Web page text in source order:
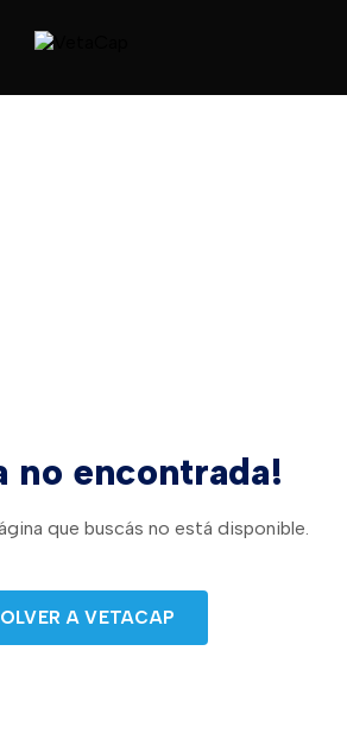
no encontrada!
que buscás no está disponible.
A VETACAP